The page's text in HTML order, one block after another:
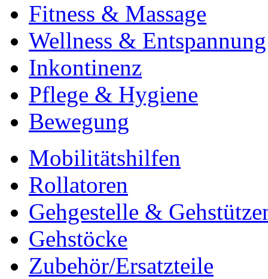
Fitness & Massage
Wellness & Entspannung
Inkontinenz
Pflege & Hygiene
Bewegung
Mobilitätshilfen
Rollatoren
Gehgestelle &
Gehstöcke
Zubehör/Ersatzteile